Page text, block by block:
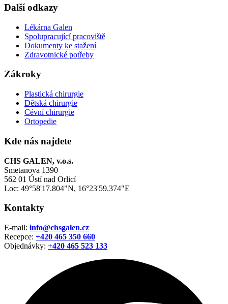
Další odkazy
Lékárna Galen
Spolupracující pracoviště
Dokumenty ke stažení
Zdravotnické potřeby
Zákroky
Plastická chirurgie
Dětská chirurgie
Cévní chirurgie
Ortopedie
Kde nás najdete
CHS GALEN, v.o.s.
Smetanova 1390
562 01 Ústí nad Orlicí
Loc: 49°58'17.804"N, 16°23'59.374"E
Kontakty
E-mail: info@chsgalen.cz
Recepce: +420 465 350 660
Objednávky: +420 465 523 133